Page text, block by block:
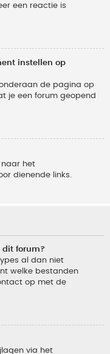
een reactie is
instellen op
de pagina op
je een forum geopend
naar het
dienende links.
dit forum?
al dan niet
welke bestanden
op met de
via het